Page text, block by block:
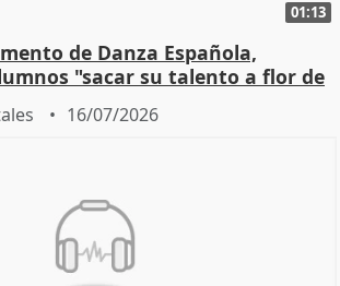
01:13
de Danza Española,
"sacar su talento a flor de
16/07/2026